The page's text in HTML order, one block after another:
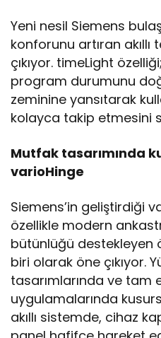
Yeni nesil Siemens
konforunu artıran
çıkıyor. timeLight
program durumunu
zeminine yansıtarak
kolayca takip etmesini
Mutfak tasarımında
varioHinge
Siemens’in geliştirdiği
özellikle modern
bütünlüğü destekleyen
biri olarak öne çıkıyor.
tasarımlarında ve tam
uygulamalarında
akıllı sistemde, cihaz